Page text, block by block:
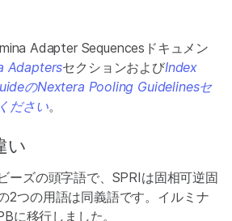
Adapter Sequencesドキュメン
AdaptersセクションおよびIndex
のNextera Pooling Guidelinesセ
ださい。
い
ーズの頭字語で、SPRIは固相可逆固
2つの用語は同義語です。イルミナ
に移行しました。